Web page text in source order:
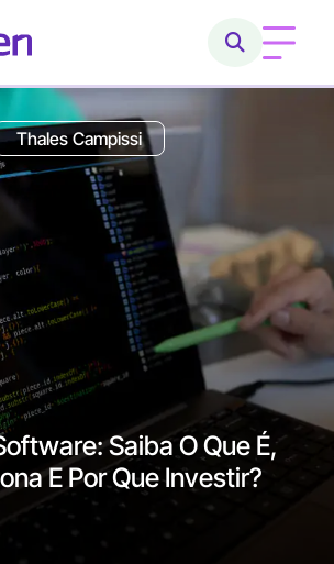
Thales Campissi
Relacional: Como